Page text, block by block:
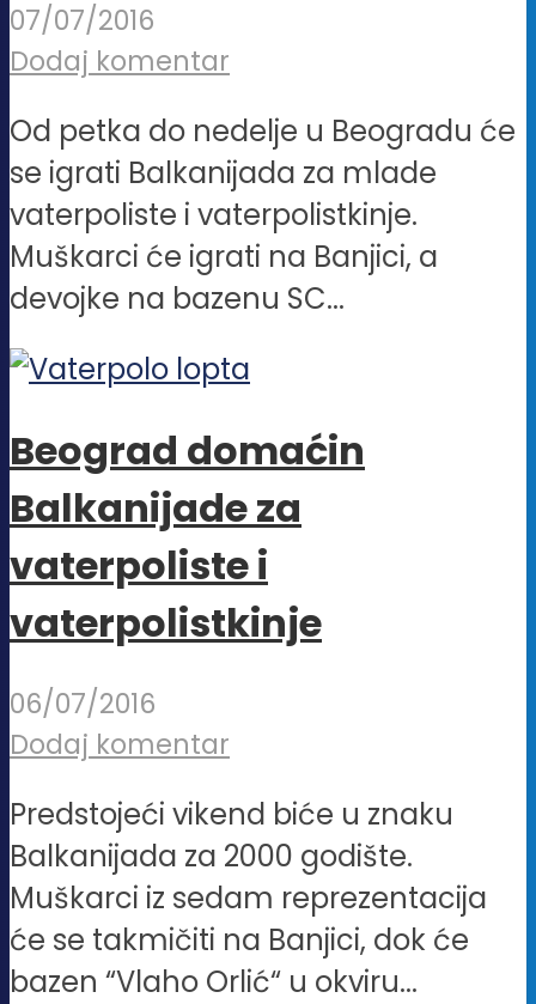
07/07/2016
Dodaj komentar
Od petka do nedelje u Beogradu će
se igrati Balkanijada za mlade
vaterpoliste i vaterpolistkinje.
Muškarci će igrati na Banjici, a
devojke na bazenu SC...
Beograd domaćin
Balkanijade za
vaterpoliste i
vaterpolistkinje
06/07/2016
Dodaj komentar
Predstojeći vikend biće u znaku
Balkanijada za 2000 godište.
Muškarci iz sedam reprezentacija
će se takmičiti na Banjici, dok će
bazen “Vlaho Orlić“ u okviru...